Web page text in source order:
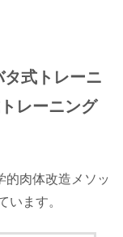
式トレーニ
レーニング
的肉体改造メソッ
います。